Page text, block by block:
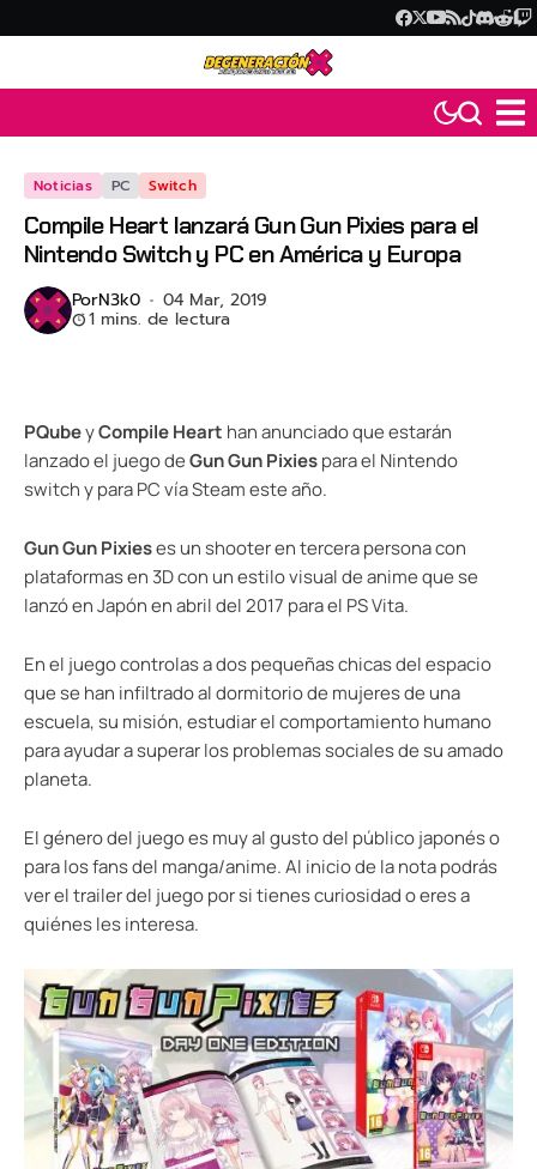
Noticias PC Switch
Compile Heart lanzará Gun Gun Pixies para el
Nintendo Switch y PC en América y Europa
PorN3k0 04 Mar, 2019
1 mins. de lectura
PQubeyCompile Heart han anunciado que estarán
lanzado el juego deGun Gun Pixiespara el Nintendo
switch y para PC vía Steam este año.
Gun Gun Pixieses un shooter en tercera persona con
plataformas en 3D con un estilo visual de anime que se
lanzó en Japón en abril del 2017 para el PS Vita.
En el juego controlas a dos pequeñas chicas del espacio
que se han infiltrado al dormitorio de mujeres de una
escuela, su misión, estudiar el comportamiento humano
para ayudar a superar los problemas sociales de su amado
planeta.
El género del juego es muy al gusto del público japonés o
para los fans del manga/anime. Al inicio de la nota podrás
ver el trailer del juego por si tienes curiosidad o eres a
quiénes les interesa.